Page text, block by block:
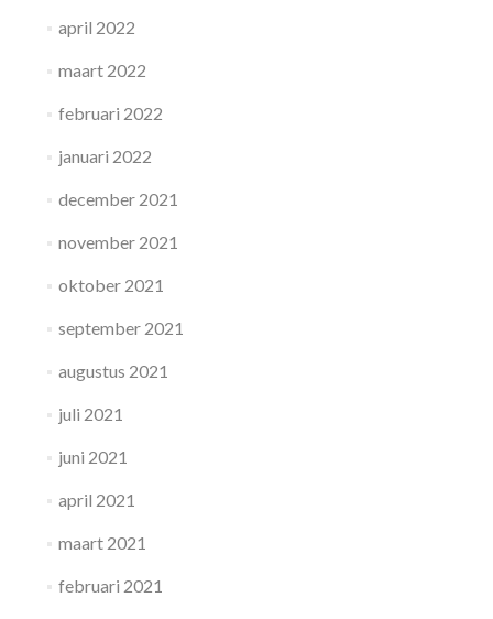
april 2022
maart 2022
februari 2022
januari 2022
december 2021
november 2021
oktober 2021
september 2021
augustus 2021
juli 2021
juni 2021
april 2021
maart 2021
februari 2021